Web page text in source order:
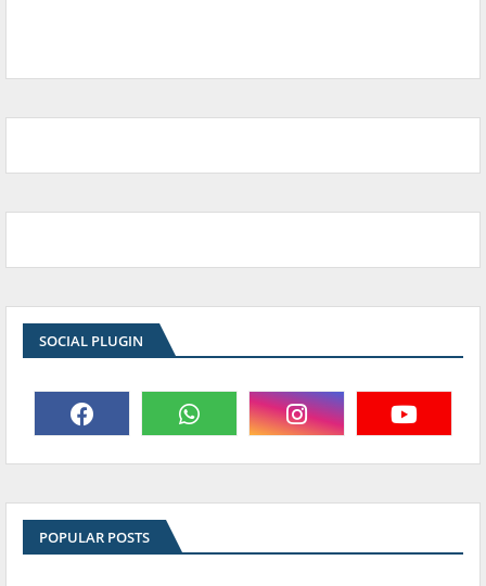
SOCIAL PLUGIN
POPULAR POSTS